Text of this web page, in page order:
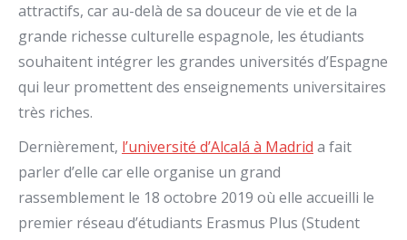
attractifs, car au-delà de sa douceur de vie et de la
grande richesse culturelle espagnole, les étudiants
souhaitent intégrer les grandes universités d’Espagne
qui leur promettent des enseignements universitaires
très riches.
Dernièrement, l’université d’Alcalá à Madrid a fait
parler d’elle car elle organise un grand
rassemblement le 18 octobre 2019 où elle accueilli le
premier réseau d’étudiants Erasmus Plus (Student